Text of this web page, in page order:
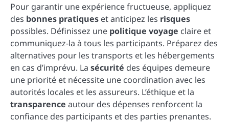
Pour garantir une expérience fructueuse, appliquez
des bonnes pratiques et anticipez les risques
possibles. Définissez une politique voyage claire et
communiquez-la à tous les participants. Préparez des
alternatives pour les transports et les hébergements
en cas d’imprévu. La sécurité des équipes demeure
une priorité et nécessite une coordination avec les
autorités locales et les assureurs. L’éthique et la
transparence autour des dépenses renforcent la
confiance des participants et des parties prenantes.